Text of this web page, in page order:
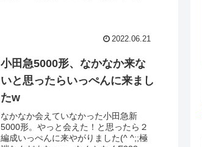
線と緩行線の位置入れ替われど、人がい
2022.06.21
小田急5000形、なかなか来な
いと思ったらいっぺんに来まし
たw
なかなか会えていなかった小田急新
5000形。やっと会えた！と思ったら２
編成いっぺんに来やがりました(^ ^;;極